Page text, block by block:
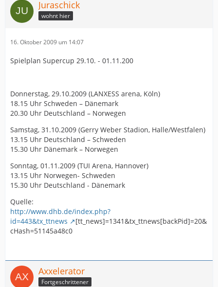
Juraschick
wohnt hier
16. Oktober 2009 um 14:07
Spielplan Supercup 29.10. - 01.11.200
Donnerstag, 29.10.2009 (LANXESS arena, Köln)
18.15 Uhr Schweden – Dänemark
20.30 Uhr Deutschland – Norwegen
Samstag, 31.10.2009 (Gerry Weber Stadion, Halle/Westfalen)
13.15 Uhr Deutschland – Schweden
15.30 Uhr Dänemark – Norwegen
Sonntag, 01.11.2009 (TUI Arena, Hannover)
13.15 Uhr Norwegen- Schweden
15.30 Uhr Deutschland - Dänemark
Quelle:
http://www.dhb.de/index.php?
id=443&tx_ttnews
[tt_news]=1341&tx_ttnews[backPid]=20&
cHash=51145a48c0
Axxelerator
Fortgeschrittener